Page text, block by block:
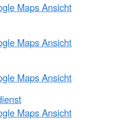
Maps Ansicht
Maps Ansicht
Maps Ansicht
Maps Ansicht